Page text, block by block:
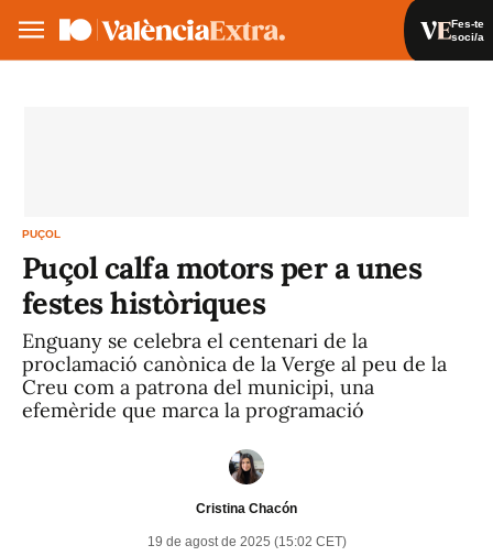
Fes-te
soci/a
PUÇOL
Puçol calfa motors per a unes
festes històriques
Enguany se celebra el centenari de la
proclamació canònica de la Verge al peu de la
Creu com a patrona del municipi, una
efemèride que marca la programació
Cristina Chacón
19 de agost de 2025 (15:02 CET)